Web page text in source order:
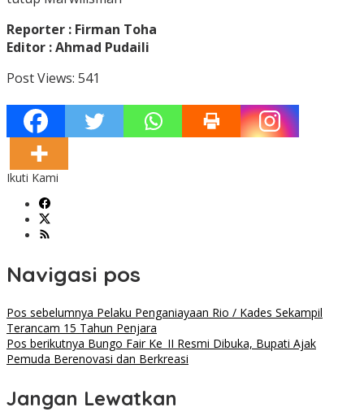
Reporter : Firman Toha
Editor : Ahmad Pudaili
Post Views: 541
Ikuti Kami
Navigasi pos
Pos sebelumnya Pelaku Penganiayaan Rio / Kades Sekampil
Terancam 15 Tahun Penjara
Pos berikutnya Bungo Fair Ke_II Resmi Dibuka, Bupati Ajak
Pemuda Berenovasi dan Berkreasi
Jangan Lewatkan